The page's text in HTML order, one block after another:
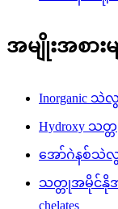
အမျိုးအစားမ
Inorganic
Hydroxy သတ္
အော်ဂဲနစ်သဲ
သတ္တုအမိုင်နိုအ
chelates